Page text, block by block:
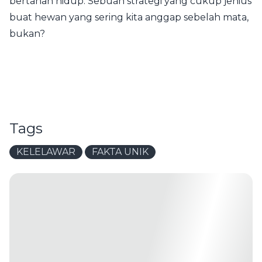
buat hewan yang sering kita anggap sebelah mata,
bukan?
Tags
KELELAWAR FAKTA UNIK